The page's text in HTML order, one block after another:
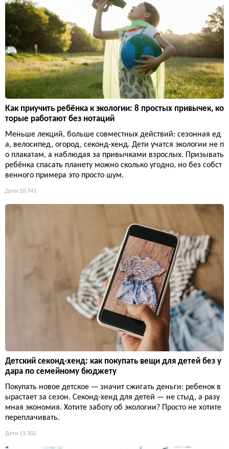
Как приучить ребёнка к экологии: 8 простых привычек, ко
торые работают без нотаций
Меньше лекций, больше совместных действий: сезонная ед
а, велосипед, огород, секонд-хенд. Дети учатся экологии не п
о плакатам, а наблюдая за привычками взрослых. Призывать
ребёнка спасать планету можно сколько угодно, но без собст
венного примера это просто шум.
Дети 10 741
Детский секонд-хенд: как покупать вещи для детей без у
дара по семейному бюджету
Покупать новое детское — значит сжигать деньги: ребенок в
ырастает за сезон. Секонд-хенд для детей — не стыд, а разу
мная экономия. Хотите заботу об экологии? Просто не хотите
переплачивать.
Дети 11 302